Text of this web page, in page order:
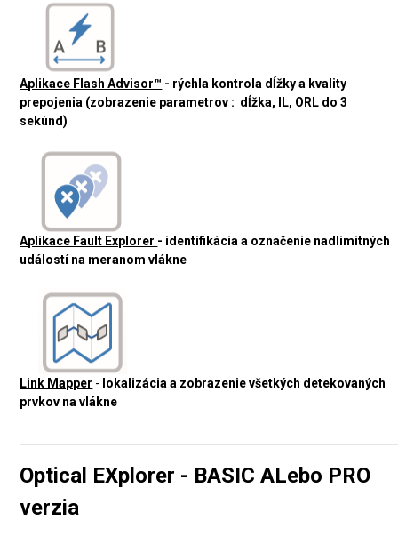
Aplikace Flash Advisor™ - rýchla kontrola dĺžky a kvality
prepojenia (zobrazenie parametrov : dĺžka, IL, ORL do 3
sekúnd)
Aplikace Fault Explorer - identifikácia a označenie nadlimitných
událostí na meranom vlákne
Link Mapper - lokalizácia a zobrazenie všetkých detekovaných
prvkov na vlákne
Optical EXplorer - BASIC ALebo PRO
verzia